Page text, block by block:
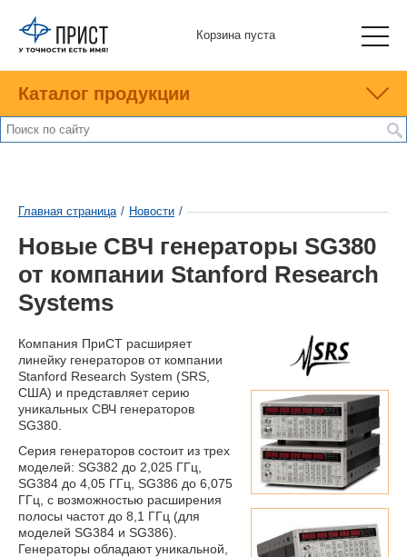
Корзина пуста
Каталог продукции
Главная страница / Новости /
Новые СВЧ генераторы SG380
от компании Stanford Research
Systems
Компания ПриСТ расширяет
линейку генераторов от компании
Stanford Research System (SRS,
США) и представляет серию
уникальных СВЧ генераторов
SG380.
Серия генераторов состоит из трех
моделей: SG382 до 2,025 ГГц,
SG384 до 4,05 ГГц, SG386 до 6,075
ГГц, с возможностью расширения
полосы частот до 8,1 ГГц (для
моделей SG384 и SG386).
Генераторы обладают уникальной,